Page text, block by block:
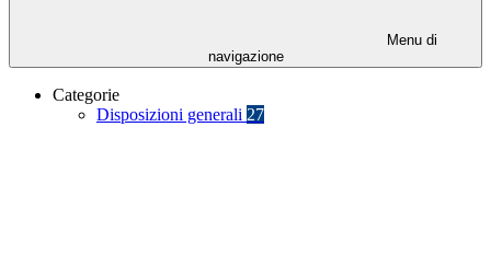
Menu di
navigazione
Categorie
Disposizioni generali 27